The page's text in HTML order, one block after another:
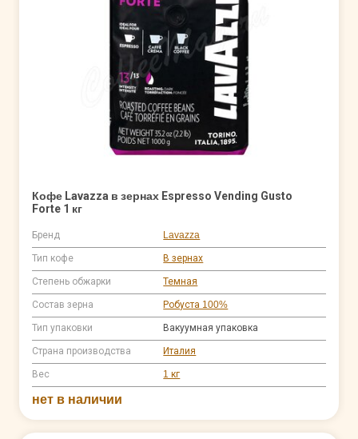
Кофе Lavazza в зернах Espresso Vending Gusto
Forte 1 кг
Бренд Lavazza
Тип кофе В зернах
Степень обжарки Темная
Состав зерна Робуста 100%
Тип упаковки Вакуумная упаковка
Страна производства Италия
Вес 1 кг
нет в наличии